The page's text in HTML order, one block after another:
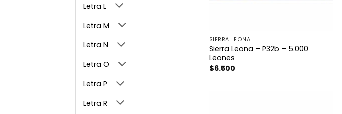
Letra L
Letra M
Letra N
Letra O
Letra P
Letra R
SIERRA LEONA
Sierra Leona – P32b – 5.000
Leones
$6.500